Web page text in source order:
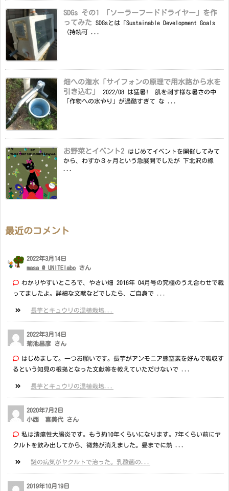
SDGs その1 「ソーラーフードドライヤー」を作
ってみた
SDGsとは「Sustainable Development Goals
（持続可 ...
畑への潅水「サイフォンの原理で用水路から水を
引き込む」
2022/08 は猛暑! 肌を刺す様な暑さの中
「作物への水やり」が過酷すぎて な ...
お野菜とイベント2
はじめてイベントを開催してみて
から、わずか３ヶ月という急展開でしたが 下北沢の線
最近のコメント
2022年3月14日
masa @ UNITElabo さん
わかりやすいところで、やさい畑 2016年 04月号の究極のうえ合わせで載
ってましたよ。詳細な文献などでしたら、ご自身で ...
長芋とキュウリの混植栽培...
2022年3月14日
菊池昌彦 さん
はじめまして。一つお願いです。長芋がアンモニア態窒素を好んで吸収す
るという知見の根拠となった文献等を教えていただけないで ...
長芋とキュウリの混植栽培...
2020年7月2日
小西 喜美代 さん
私は潰瘍性大腸炎です。もう約10年くらいになります。7年くらい前にヤ
クルトを飲み出してから、微熱が消えました。昼までに熱 ...
謎の病気がヤクルトで治った。乳酸菌の...
2019年10月19日